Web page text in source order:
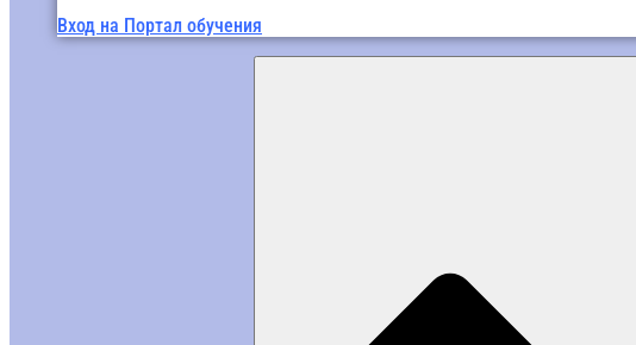
Вход на Портал обучения